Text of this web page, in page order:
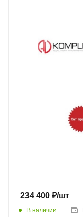
234 400 ₽/шт
В наличии